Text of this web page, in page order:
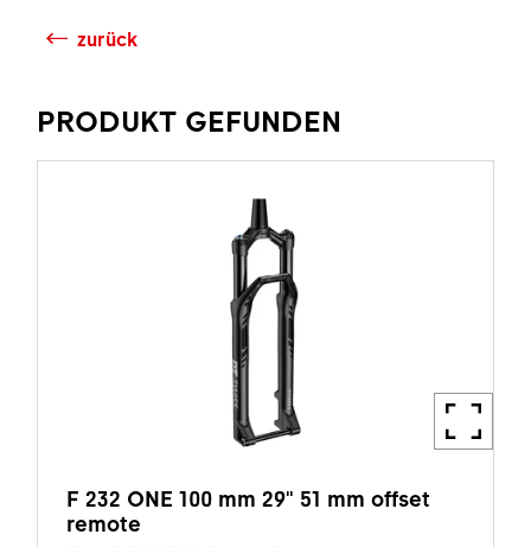
zurück
PRODUKT GEFUNDEN
F 232 ONE 100 mm 29" 51 mm offset
remote